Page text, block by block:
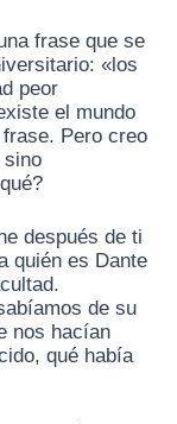
frase que se
«los
peor
el mundo
Pero creo
sino
después de ti
quién es Dante
de su
nos hacían
qué había